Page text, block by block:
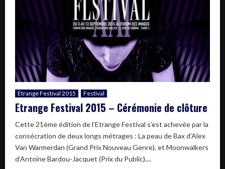
Etrange Festival 2015 Festival
Etrange Festival 2015 – Cérémonie de clôture
Cette 21ème édition de l’Etrange Festival s’est achevée par la
consécration de deux longs métrages : La peau de Bax d’Alex
Van Warmerdan (Grand Prix Nouveau Genre), et Moonwalkers
d’Antoine Bardou-Jacquet (Prix du Public)....